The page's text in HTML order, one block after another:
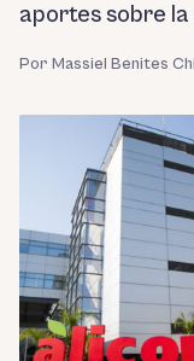
aportes sobre la
Por Massiel Benites